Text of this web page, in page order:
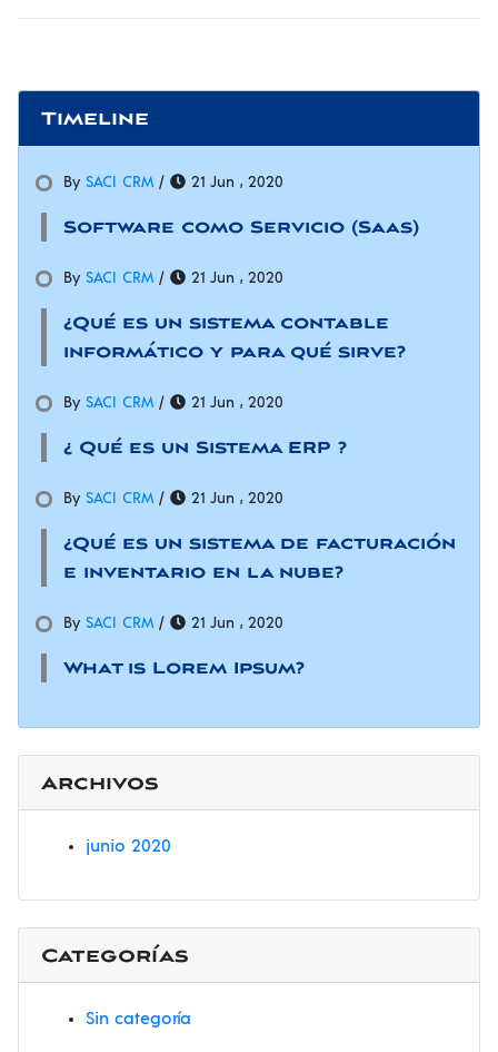
Timeline
By SACI CRM / 21 Jun , 2020
Software como Servicio (Saas)
By SACI CRM / 21 Jun , 2020
¿Qué es un sistema contable
informático y para qué sirve?
By SACI CRM / 21 Jun , 2020
¿ Qué es un Sistema ERP ?
By SACI CRM / 21 Jun , 2020
¿Qué es un sistema de facturación
e inventario en la nube?
By SACI CRM / 21 Jun , 2020
What is Lorem Ipsum?
Archivos
junio 2020
Categorías
Sin categoría